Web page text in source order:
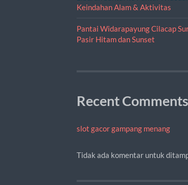
Keindahan Alam & Aktivitas
Pantai Widarapayung Cilacap
Pasir Hitam dan Sunset
Recent Comments
slot gacor gampang menang
Tidak ada komentar untuk